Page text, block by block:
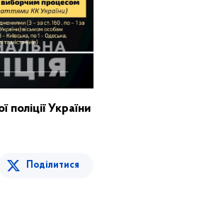
поліції України
Поділитися